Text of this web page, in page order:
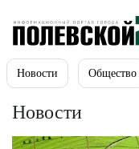
Новости Общество
Новости